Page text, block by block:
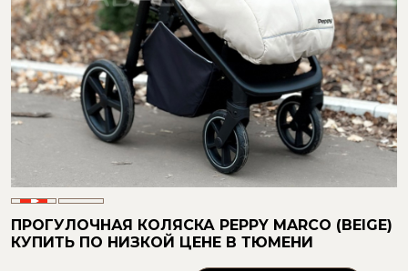
ПРОГУЛОЧНАЯ КОЛЯСКА PEPPY MARCO (BEIGE)
КУПИТЬ ПО НИЗКОЙ ЦЕНЕ В ТЮМЕНИ